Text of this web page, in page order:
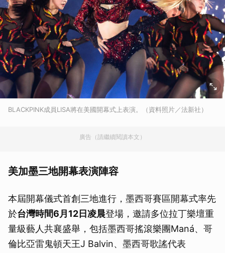
BLACKPINK成員LISA將在美國開幕式上表演。（資料照片／法新社）
廣告（請繼續閱讀本文）
美加墨三地開幕表演陣容
本屆開幕儀式首創三地進行，墨西哥賽區開幕式率先
於台灣時間6月12日凌晨登場，邀請多位拉丁樂壇重
量級藝人共襄盛舉，包括墨西哥搖滾樂團Maná、哥
倫比亞雷鬼頓天王J Balvin、墨西哥歌謠代表